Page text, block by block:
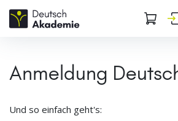
Anmeldung
Und so einfach geht's: